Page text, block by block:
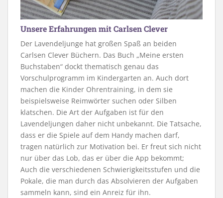
Unsere Erfahrungen mit Carlsen Clever
Der Lavendeljunge hat großen Spaß an beiden
Carlsen Clever Büchern. Das Buch „Meine ersten
Buchstaben“ dockt thematisch genau das
Vorschulprogramm im Kindergarten an. Auch dort
machen die Kinder Ohrentraining, in dem sie
beispielsweise Reimwörter suchen oder Silben
klatschen. Die Art der Aufgaben ist für den
Lavendeljungen daher nicht unbekannt. Die Tatsache,
dass er die Spiele auf dem Handy machen darf,
tragen natürlich zur Motivation bei. Er freut sich nicht
nur über das Lob, das er über die App bekommt;
Auch die verschiedenen Schwierigkeitsstufen und die
Pokale, die man durch das Absolvieren der Aufgaben
sammeln kann, sind ein Anreiz für ihn.